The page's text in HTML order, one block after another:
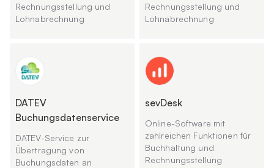
Rechnungsstellung und
Lohnabrechnung
Rechnungsstellung und
Lohnabrechnung
DATEV
Buchungsdatenservice
DATEV-Service zur
Übertragung von
Buchungsdaten an
sevDesk
Online-Software mit
zahlreichen Funktionen für
Buchhaltung und
Rechnungsstellung